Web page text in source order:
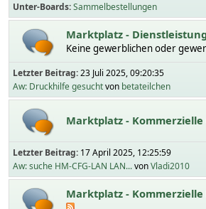
Unter-Boards Sammelbestellungen
Marktplatz -
Keine gewerblichen oder
Letzter Beitrag:23 Juli 2025, 09:20:35
Aw: Druckhilfe gesuchtvon betateilchen
Marktplatz -
Letzter Beitrag: 17 April 2025, 12:25:59
Aw: suche HM-CFG-LAN LAN...vonVladi2010
Marktplatz -